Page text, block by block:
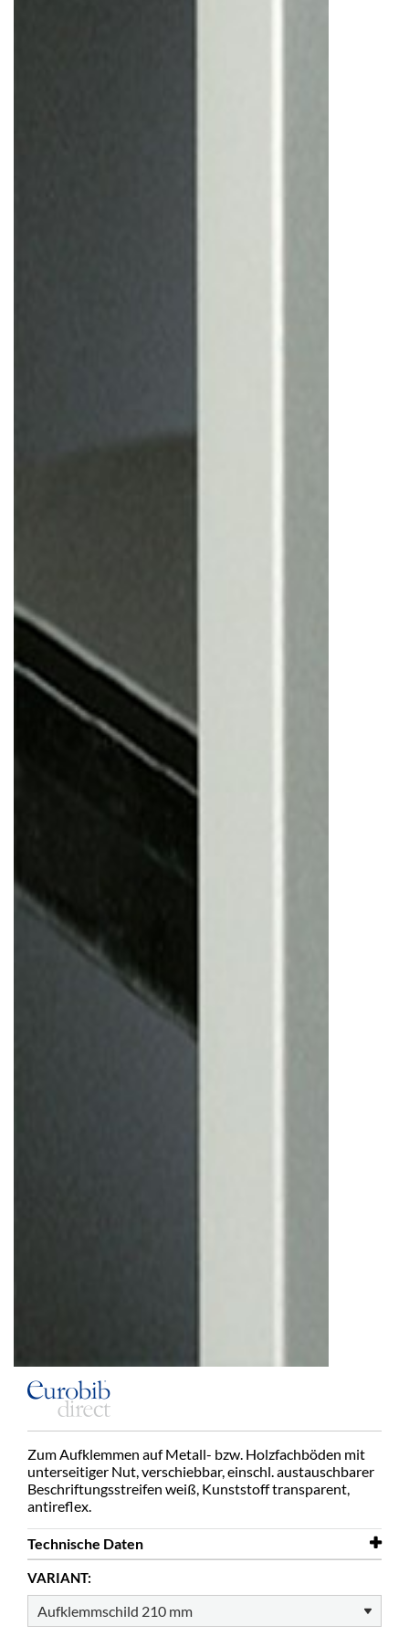
Zum Aufklemmen auf Metall- bzw. Holzfachböden mit
unterseitiger Nut, verschiebbar, einschl. austauschbarer
Beschriftungsstreifen weiß, Kunststoff transparent,
antireflex.
Technische Daten
Länge
Höhe
21 mm
VARIANT: